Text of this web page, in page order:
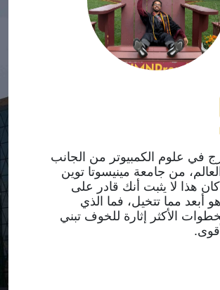
في علوم الكمبيوتر من الجانب
من جامعة مينيسوتا توين
كان هذا لا يثبت أنك قادر على
أبعد مما تتخيل، فما الذي
الأكثر إثارة للخوف تبني